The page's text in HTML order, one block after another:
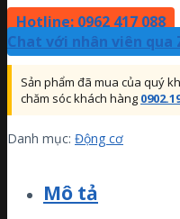
Hotline: 0962 417 088
Chat với nhân viên qua
Sản phẩm đã mua của quý
chăm sóc khách hàng
Danh mục: Động cơ
Mô tả